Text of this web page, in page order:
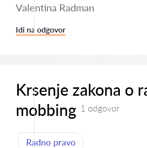
Valentina Radman
Idi na odgovor
Krsenje zakona o
mobbing 1 odgovor
Radno pravo